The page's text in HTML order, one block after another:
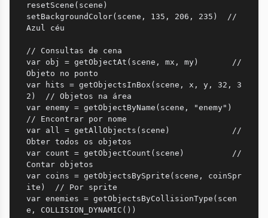
resetScene(scene)
setBackgroundColor(scene, 135, 206, 235)  //
Azul céu
// Consultas de cena
var obj = getObjectAt(scene, mx, my)       //
Objeto no ponto
var hits = getObjectsInBox(scene, x, y, 32, 3
2)  // Objetos na área
var enemy = getObjectByName(scene, "enemy")
// Encontrar por nome
var all = getAllObjects(scene)             //
Obter todos os objetos
var count = getObjectCount(scene)          //
Contar objetos
var coins = getObjectsBySprite(scene, coinSpr
ite)  // Por sprite
var enemies = getObjectsByCollisionType(scen
e, COLLISION_DYNAMIC())